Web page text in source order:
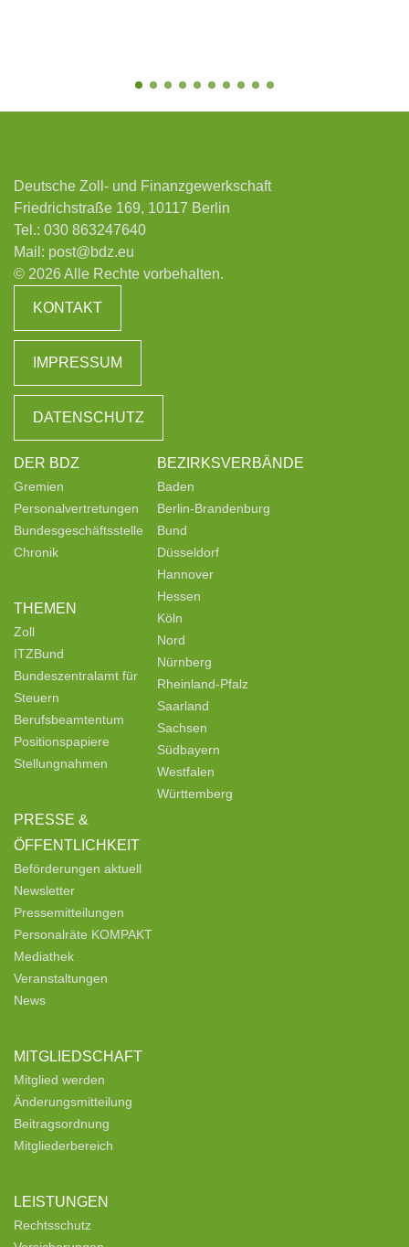
Deutsche Zoll- und Finanzgewerkschaft
Friedrichstraße 169, 10117 Berlin
Tel.: 030 863247640
Mail: post@bdz.eu
© 2026 Alle Rechte vorbehalten.
KONTAKT
IMPRESSUM
DATENSCHUTZ
DER BDZ
Gremien
Personalvertretungen
Bundesgeschäftsstelle
Chronik
THEMEN
Zoll
ITZBund
Bundeszentralamt für
Steuern
Berufsbeamtentum
Positionspapiere
Stellungnahmen
PRESSE &
ÖFFENTLICHKEIT
Beförderungen aktuell
Newsletter
Pressemitteilungen
Personalräte KOMPAKT
Mediathek
Veranstaltungen
News
MITGLIEDSCHAFT
Mitglied werden
Änderungsmitteilung
Beitragsordnung
Mitgliederbereich
LEISTUNGEN
Rechtsschutz
BEZIRKSVERBÄNDE
Baden
Berlin-Brandenburg
Bund
Düsseldorf
Hannover
Hessen
Köln
Nord
Nürnberg
Rheinland-Pfalz
Saarland
Sachsen
Südbayern
Westfalen
Württemberg